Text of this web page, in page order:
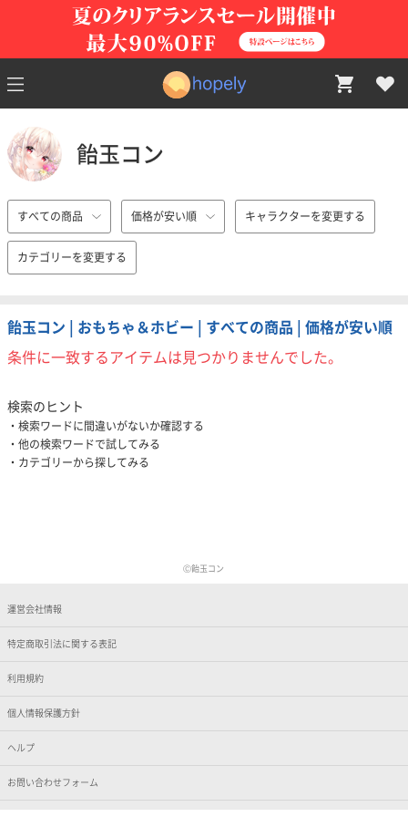
飴玉コン
すべての商品 価格が安い順 キャラクターを変更する
カテゴリーを変更する
飴玉コン | おもちゃ＆ホビー | すべての商品 | 価格が安い順
条件に一致するアイテムは見つかりませんでした。
検索のヒント
検索ワードに間違いがないか確認する
他の検索ワードで試してみる
カテゴリーから探してみる
Ⓒ飴玉コン
運営会社情報
特定商取引法に関する表記
利用規約
個人情報保護方針
ヘルプ
お問い合わせフォーム